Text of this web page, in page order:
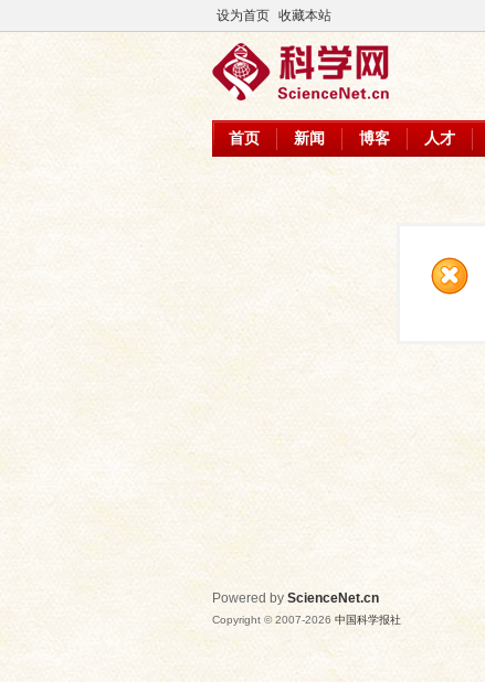
设为首页 收藏本站
首页 新闻 博客 人才
Powered by ScienceNet.cn
Copyright © 2007-2026中国科学报社